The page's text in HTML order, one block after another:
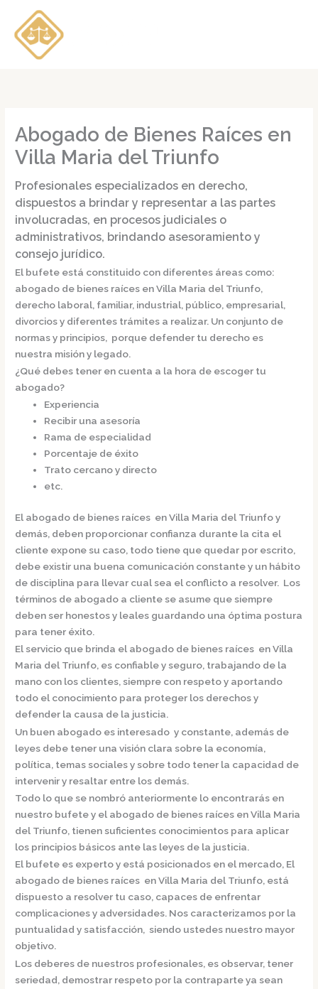
contenido
Abogado de Bienes Raíces en
Villa Maria del Triunfo
Profesionales especializados en derecho,
dispuestos a brindar y representar a las partes
involucradas, en procesos judiciales o
administrativos, brindando asesoramiento y
consejo jurídico.
El bufete está constituido con diferentes áreas como:
abogado de bienes raíces en Villa Maria del Triunfo,
derecho laboral, familiar, industrial, público, empresarial,
divorcios y diferentes trámites a realizar. Un conjunto de
normas y principios, porque defender tu derecho es
nuestra misión y legado.
¿Qué debes tener en cuenta a la hora de escoger tu
abogado?
Experiencia
Recibir una asesoría
Rama de especialidad
Porcentaje de éxito
Trato cercano y directo
etc.
El abogado de bienes raíces en Villa Maria del Triunfoy
demás, deben proporcionar confianza durante la cita el
cliente expone su caso, todo tiene que quedar por escrito,
debe existir una buena comunicación constante y un hábito
de disciplina para llevar cual sea el conflicto a resolver. Los
términos de abogado a cliente se asume que siempre
deben ser honestos y leales guardando una óptima postura
para tener éxito.
El servicio que brinda el abogado de bienes raíces en Villa
Maria del Triunfo, es confiable y seguro, trabajando de la
mano con los clientes, siempre con respeto y aportando
todo el conocimiento para proteger los derechos y
defender la causa de la justicia.
Un buen abogado es interesado y constante, además de
leyes debe tener una visión clara sobre la economía,
política, temas sociales y sobre todo tener la capacidad de
intervenir y resaltar entre los demás.
Todo lo que se nombró anteriormente lo encontrarás en
nuestro bufete y el abogado de bienes raíces en Villa Maria
del Triunfo, tienen suficientes conocimientos para aplicar
los principios básicos ante las leyes de la justicia.
El bufete es experto y está posicionados en el mercado, El
abogado de bienes raíces en Villa Maria del Triunfo, está
dispuesto a resolver tu caso, capaces de enfrentar
complicaciones y adversidades. Nos caracterizamos por la
puntualidad y satisfacción, siendo ustedes nuestro mayor
objetivo.
Los deberes de nuestros profesionales, es observar, tener
seriedad, demostrar respeto por la contraparte ya sean